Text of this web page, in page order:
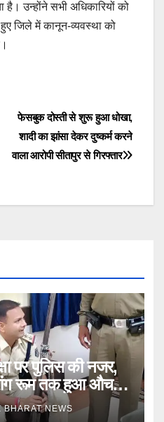
है। उन्होंने सभी अधिकारियों को
जिले में कानून-व्यवस्था को
फेसबुक दोस्ती से शुरू हुआ धोखा,
शादी का झांसा देकर दुष्कर्म करने
वाला आरोपी सीतापुर से गिरफ्तार
पर पुलिस की नजर,
रूम तक हुआ औचक
BHARAT NEWS